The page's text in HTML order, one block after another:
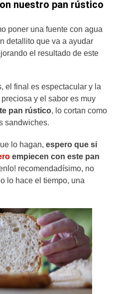
nuestro pan rústico
poner una fuente con agua
detallito que va a ayudar
el resultado de este
el final es espectacular y la
y el sabor es muy
pan rústico, lo cortan como
sandwiches.
lo hagan, espero que si
empiecen con este pan
recomendadísimo, no
lo hace el tiempo, una